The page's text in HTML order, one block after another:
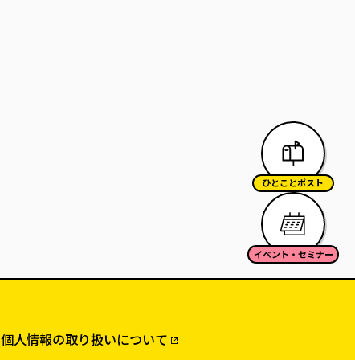
ひとことポスト
イベント・セミナー
個人情報の取り扱いについて